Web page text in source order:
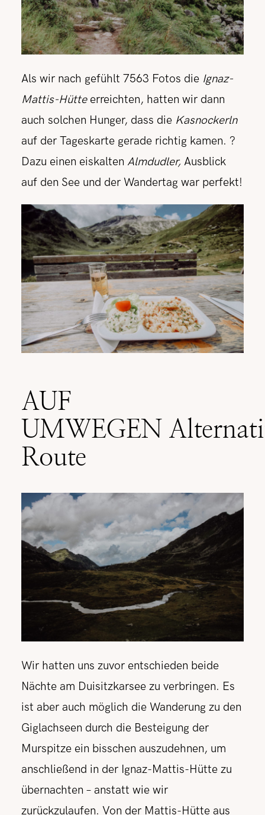
Als wir nach gefühlt 7563 Fotos die Ignaz-
Mattis-Hütteerreichten, hatten wir dann
auch solchen Hunger, dass die Kasnockerln
auf der Tageskarte gerade richtig kamen. ?
Dazu einen eiskalten Almdudler, Ausblick
auf den See und der Wandertag war perfekt!
AUF
UMWEGEN
Route
Wir hatten uns zuvor entschieden beide
Nächte am Duisitzkarsee zu verbringen. Es
ist aber auch möglich die Wanderung zu den
Giglachseen durch die Besteigung der
Murspitze ein bisschen auszudehnen, um
anschließend in der Ignaz-Mattis-Hütte zu
übernachten – anstatt wie wir
zurückzulaufen. Von der Mattis-Hütte aus